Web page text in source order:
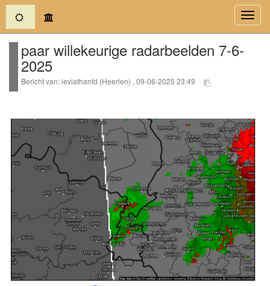
(current)
paar willekeurige radarbeelden 7-6-
2025
Bericht van: leviathanfd (Heerlen) , 09-06-2025 23:49